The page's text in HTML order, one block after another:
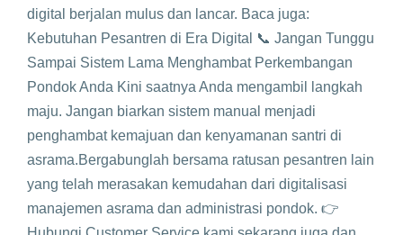
digital berjalan mulus dan lancar. Baca juga:
Kebutuhan Pesantren di Era Digital 📞 Jangan Tunggu
Sampai Sistem Lama Menghambat Perkembangan
Pondok Anda Kini saatnya Anda mengambil langkah
maju. Jangan biarkan sistem manual menjadi
penghambat kemajuan dan kenyamanan santri di
asrama.Bergabunglah bersama ratusan pesantren lain
yang telah merasakan kemudahan dari digitalisasi
manajemen asrama dan administrasi pondok. 👉